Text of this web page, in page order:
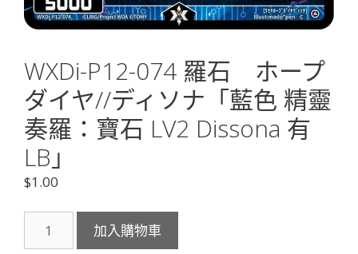
WXDi-P12-074 羅石 ホープ
ダイヤ//ディソナ「藍色 精靈
奏羅：寶石 LV2 Dissona 有
LB」
$1.00
P12-
加入購物車